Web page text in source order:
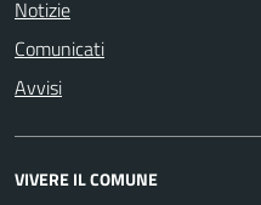
Notizie
Comunicati
Avvisi
VIVERE IL COMUNE